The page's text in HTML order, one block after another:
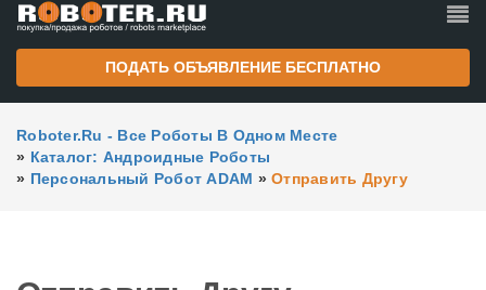
ПОДАТЬ ОБЪЯВЛЕНИЕ БЕСПЛАТНО
Roboter.ru - Все Роботы В Одном Месте
» Каталог: Андроидные Роботы
» Персональный Робот ADAM » Отправить Другу